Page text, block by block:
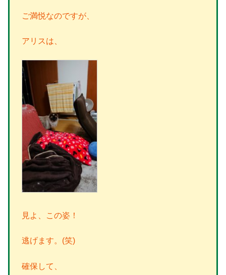
ご満悦なのですが、
アリスは、
見よ、この姿！
逃げます。(笑)
確保して、